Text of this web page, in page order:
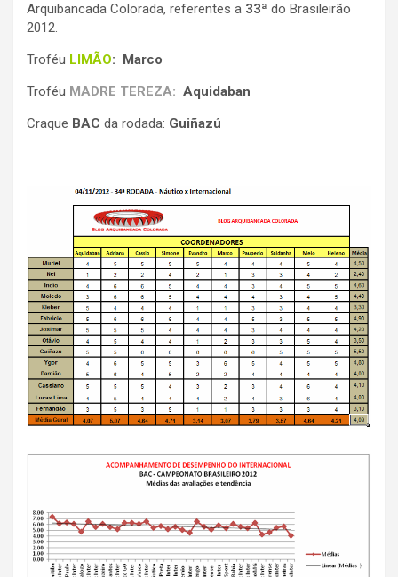
Arquibancada Colorada, referentes a 33ª do Brasileirão
2012.
Troféu LIMÃO: Marco
Troféu MADRE TEREZA: Aquidaban
Craque BAC da rodada: Guiñazú